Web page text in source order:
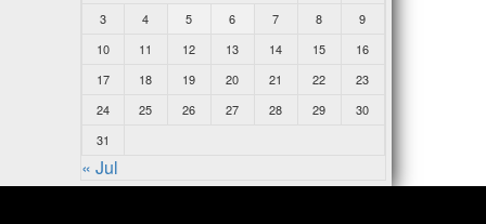
3
4 5 6 7 8
9
10
11 12 13 14 15
16
17
18 19 20 21 22
23
24
25 26 27 28 29
30
31
« Jul